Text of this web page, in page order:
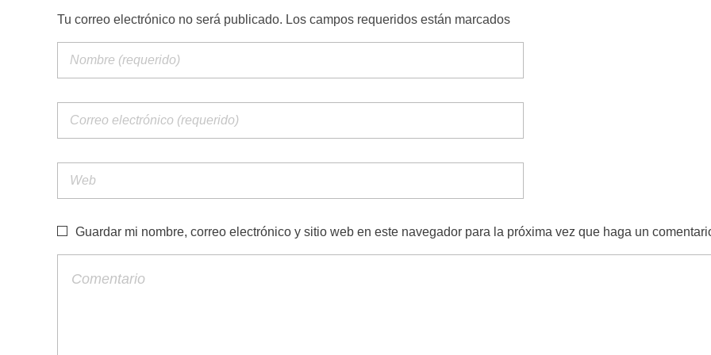
Tu correo electrónico no será publicado. Los campos requeridos están marcados
Guardar mi nombre, correo electrónico y sitio web en este navegador para la próxima vez que haga un